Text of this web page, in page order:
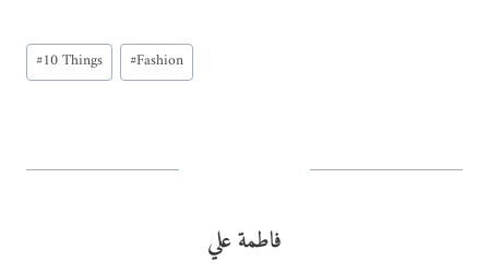
d
i
…
Post
Tags:
#10 Things #Fashion
فاطمة علي